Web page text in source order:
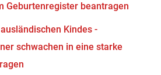
Geburtenregister beantragen
Kindes -
schwachen in eine starke